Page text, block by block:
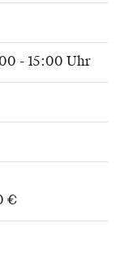
- 15:00 Uhr
€